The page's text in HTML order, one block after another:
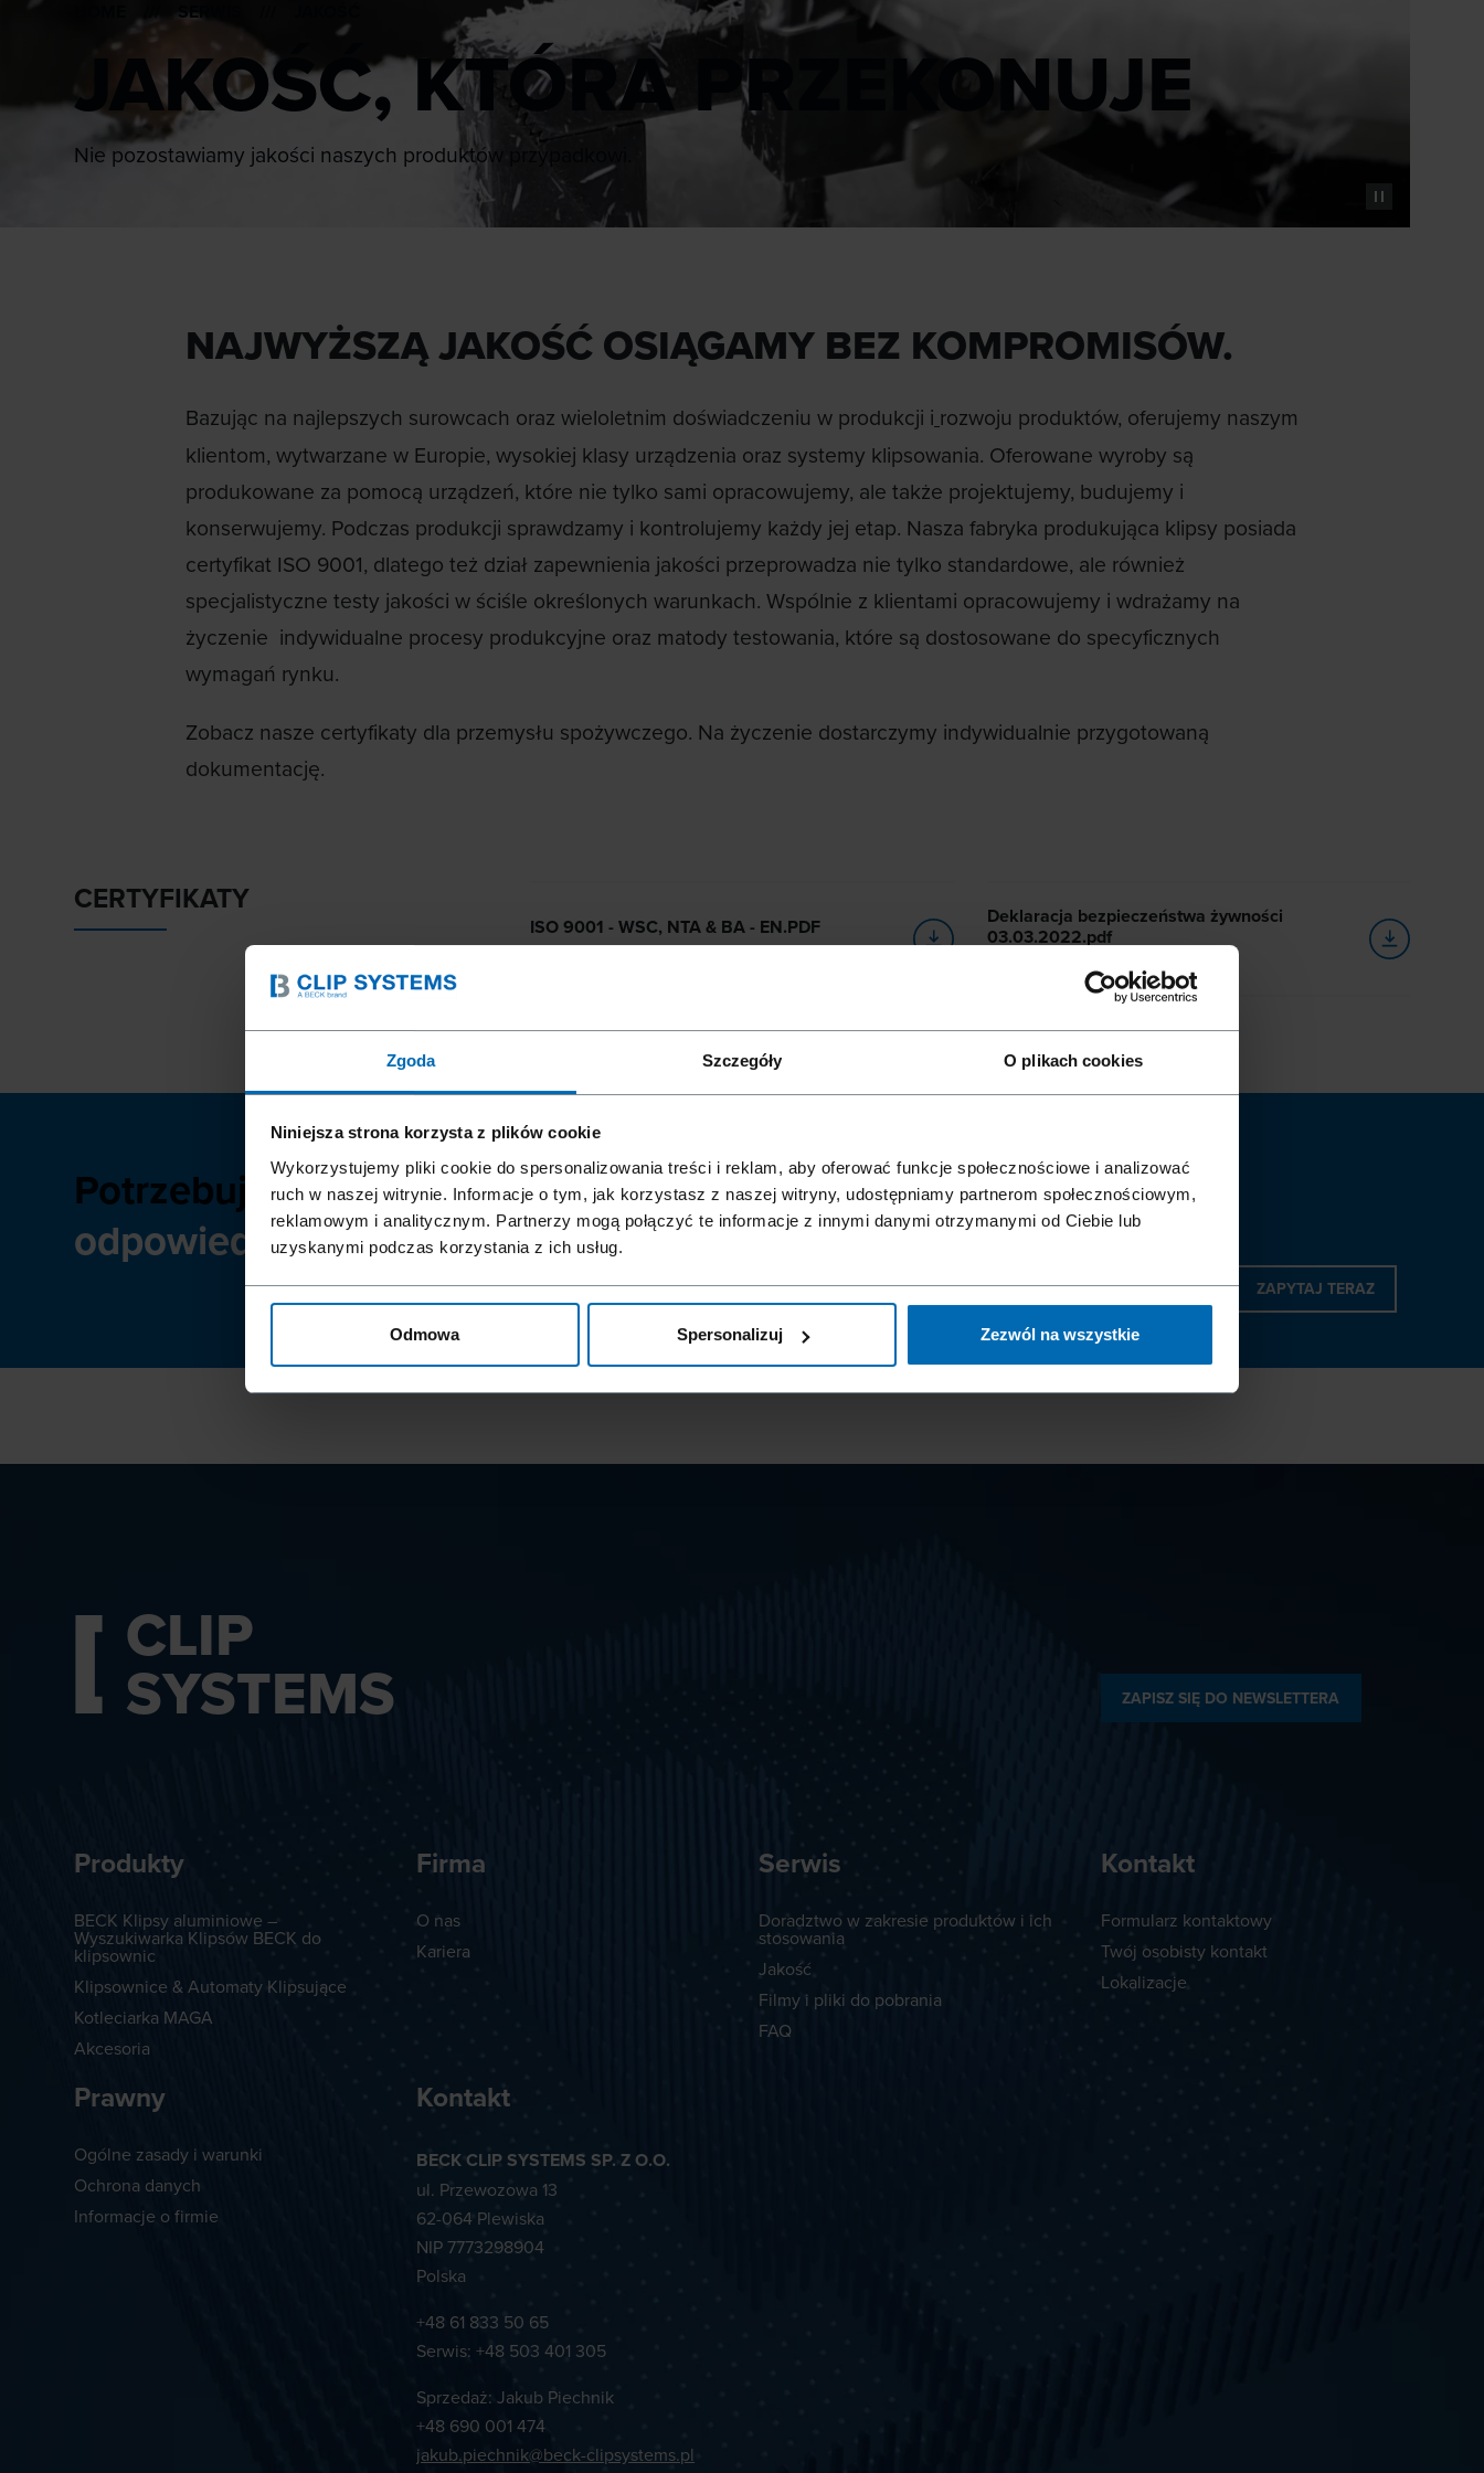
Zgoda Szczegóły O plikach cookies
Niniejsza strona korzysta z plików cookie
Wykorzystujemy pliki cookie do spersonalizowania treści i reklam, aby oferować funkcje społecznościowe i analizować
ruch w naszej witrynie. Informacje o tym, jak korzystasz z naszej witryny, udostępniamy partnerom społecznościowym,
reklamowym i analitycznym. Partnerzy mogą połączyć te informacje z innymi danymi otrzymanymi od Ciebie lub
uzyskanymi podczas korzystania z ich usług.
Odmowa Spersonalizuj Zezwól na wszystkie
SERWIS
JAKOŚĆ, KTÓRA PRZEKONUJE
Nie pozostawiamy jakości naszych produktów przypadkowi.
NAJWYŻSZĄ JAKOŚĆ OSIĄGAMY BEZ KOMPROMISÓW.
Bazując na najlepszych surowcach oraz wieloletnim doświadczeniu w produkcji i rozwoju produktów, oferujemy naszym
klientom, wytwarzane w Europie, wysokiej klasy urządzenia oraz systemy klipsowania. Oferowane wyroby są
produkowane za pomocą urządzeń, które nie tylko sami opracowujemy, ale także projektujemy, budujemy i
konserwujemy. Podczas produkcji sprawdzamy i kontrolujemy każdy jej etap. Nasza fabryka produkująca klipsy posiada
certyfikat ISO 9001, dlatego też dział zapewnienia jakości przeprowadza nie tylko standardowe, ale również
specjalistyczne testy jakości w ściśle określonych warunkach. Wspólnie z klientami opracowujemy i wdrażamy na
życzenie indywidualne procesy produkcyjne oraz matody testowania, które są dostosowane do specyficznych
wymagań rynku.
Zobacz nasze certyfikaty dla przemysłu spożywczego. Na życzenie dostarczymy indywidualnie przygotowaną
dokumentację.
CERTYFIKATY
ISO 9001 - WSC, NTA & BA - EN.PDF
Deklaracja bezpieczeństwa żywności
03.03.2022.pdf
Potrzebujesz
odpowiedniej dokumentacji?
ZAPYTAJ TERAZ
CLIP
SYSTEMS ZAPISZ SIĘ DO NEWSLETTERA
Produkty
BECK Klipsy aluminiowe –
Wyszukiwarka Klipsów BECK do
klipsownic
Klipsownice & Automaty Klipsujące
Kotleciarka MAGA
Akcesoria
Firma
O nas
Kariera
Serwis
Doradztwo w zakresie produktów i ich
stosowania
Jakość
Filmy i pliki do pobrania
FAQ
Kontakt
Formularz kontaktowy
Twój osobisty kontakt
Lokalizacje
Prawny
Ogólne zasady i warunki
Ochrona danych
Informacje o firmie
Kontakt
BECK CLIP SYSTEMS SP. Z O.O.
ul. Przewozowa 13
62-064 Plewiska
NIP 7773298904
Polska
+48 61 833 50 65
Serwis:+48 503 401 305
Sprzedaż: Jakub Piechnik
+48 690 001 474
jakub.piechnik@beck-clipsystems.pl